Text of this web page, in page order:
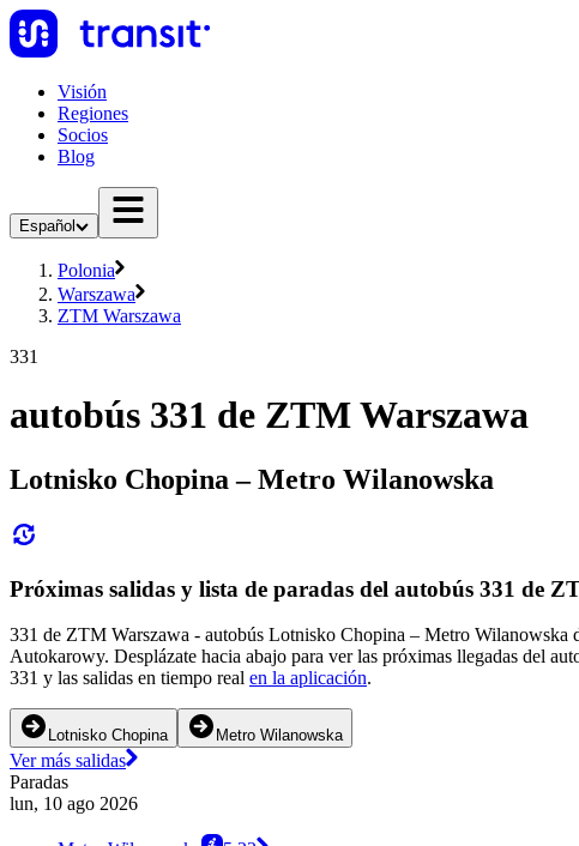
Visión
Regiones
Socios
Blog
Español
Polonia
Warszawa
ZTM Warszawa
331
autobús 331 de ZTM Warszawa
Lotnisko Chopina – Metro Wilanowska
Próximas salidas y lista de paradas del autobús 331 de
331 de ZTM Warszawa - autobús Lotnisko Chopina – Metro Wilanowska
Autokarowy. Desplázate hacia abajo para ver las próximas llegadas del
331 y las salidas en tiempo real en la aplicación.
Lotnisko Chopina Metro Wilanowska
Ver más salidas
Paradas
lun, 10 ago 2026